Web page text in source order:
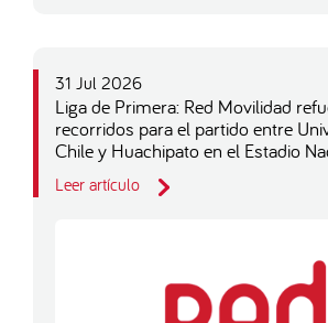
31 Jul 2026
Liga de Primera: Red Movilidad
recorridos para el partido entre
Chile y Huachipato en el Estadio
Leer artículo